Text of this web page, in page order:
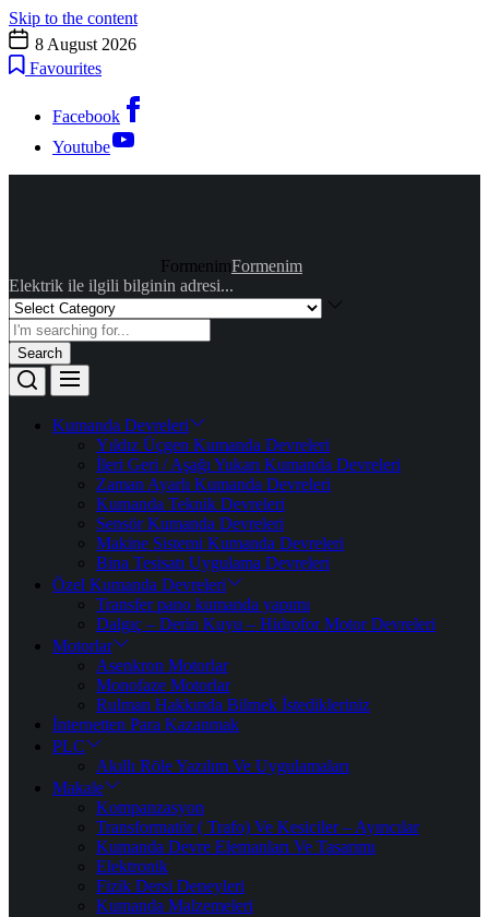
Skip to the content
8 August 2026
Favourites
Facebook
Youtube
FormenimFormenim
Elektrik ile ilgili bilginin adresi...
Search
Kumanda Devreleri
Yıldız Üçgen Kumanda Devreleri
İleri Geri / Aşağı Yukarı Kumanda Devreleri
Zaman Ayarlı Kumanda Devreleri
Kumanda Teknik Devreleri
Sensör Kumanda Devreleri
Makine Sistemi Kumanda Devreleri
Bina Tesisatı Uygulama Devreleri
Özel Kumanda Devreleri
Transfer pano kumanda yapımı
Dalgıç – Derin Kuyu – Hidrofor Motor Devreleri
Motorlar
Asenkron Motorlar
Monofaze Motorlar
Rulman Hakkında Bilmek İstedikleriniz
İnternetten Para Kazanmak
PLC
Akıllı Röle Yazılım Ve Uygulamaları
Makale
Kompanzasyon
Transformatör ( Trafo) Ve Kesiciler – Ayırıcılar
Kumanda Devre Elemanları Ve Tasarımı
Elektronik
Fizik Dersi Deneyleri
Kumanda Malzemeleri